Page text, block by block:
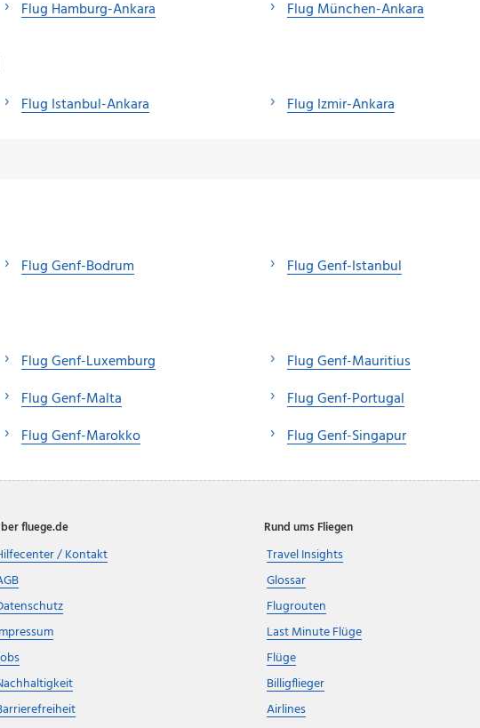
Flug Hamburg-Ankara
Flug München-Ankara
Flug Istanbul-Ankara Flug Izmir-Ankara
Flug Genf-Bodrum Flug Genf-Istanbul
Flug Genf-Luxemburg
Flug Genf-Malta
Flug Genf-Marokko
Flug Genf-Mauritius
Flug Genf-Portugal
Flug Genf-Singapur